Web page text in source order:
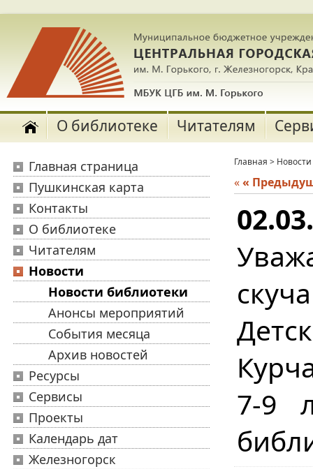
О библиотеке Читателям
Главная страница
Пушкинская карта
Контакты
О библиотеке
Читателям
Новости
Новости библиотеки
Анонсы мероприятий
События месяца
Архив новостей
Ресурсы
Сервисы
Проекты
Календарь дат
Железногорск
Главная > Новости
««
7-9